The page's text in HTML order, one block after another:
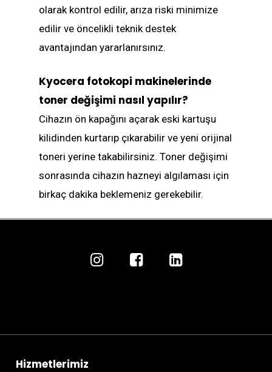
olarak kontrol edilir, arıza riski minimize
edilir ve öncelikli teknik destek
avantajından yararlanırsınız.
Kyocera fotokopi makinelerinde
toner değişimi nasıl yapılır?
Cihazın ön kapağını açarak eski kartuşu
kilidinden kurtarıp çıkarabilir ve yeni orijinal
toneri yerine takabilirsiniz. Toner değişimi
sonrasında cihazın hazneyi algılaması için
birkaç dakika beklemeniz gerekebilir.
Hizmetlerimiz